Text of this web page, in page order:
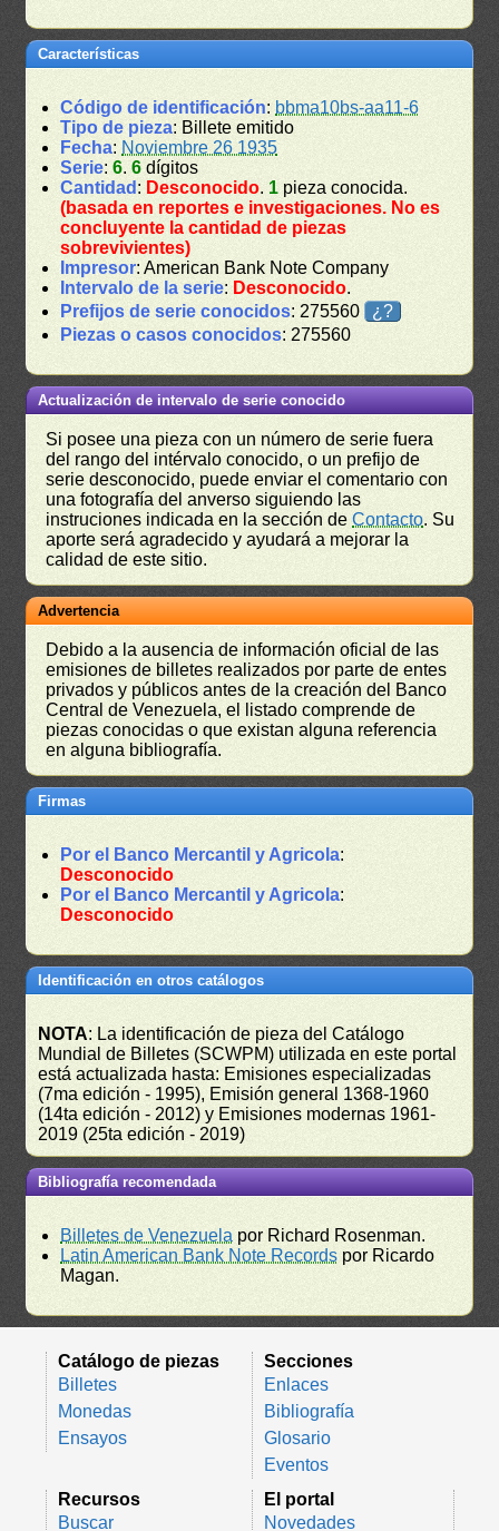
Características
Código de identificación: bbma10bs-aa11-6
Tipo de pieza: Billete emitido
Fecha: Noviembre 26 1935
Serie:6.6 dígitos
Cantidad : Desconocido. 1 pieza conocida.
(basada en reportes e investigaciones. No es
concluyente la cantidad de piezas
sobrevivientes)
Impresor: American Bank Note Company
Intervalo de la serie: Desconocido.
Prefijos de serie conocidos: 275560
¿?
Piezas o casos conocidos: 275560
Actualización de intervalo de serie conocido
Si posee una pieza con un número de serie fuera
del rango del intérvalo conocido, o un prefijo de
serie desconocido, puede enviar el comentario con
una fotografía del anverso siguiendo las
instruciones indicada en la sección deContacto. Su
aporte será agradecido y ayudará a mejorar la
calidad de este sitio.
Advertencia
Debido a la ausencia de información oficial de las
emisiones de billetes realizados por parte de entes
privados y públicos antes de la creación del Banco
Central de Venezuela, el listado comprende de
piezas conocidas o que existan alguna referencia
en alguna bibliografía.
Firmas
Por el Banco Mercantil y Agricola:
Desconocido
Por el Banco Mercantil y Agricola:
Desconocido
Identificación en otros catálogos
NOTA: La identificación de pieza del Catálogo
Mundial de Billetes (SCWPM) utilizada en este portal
está actualizada hasta: Emisiones especializadas
(7ma edición - 1995), Emisión general 1368-1960
(14ta edición - 2012) y Emisiones modernas 1961-
2019 (25ta edición - 2019)
Bibliografía recomendada
Billetes de Venezuela por Richard Rosenman.
Latin American Bank Note Records por Ricardo
Magan.
Catálogo de piezas
Billetes
Monedas
Ensayos
Secciones
Enlaces
Bibliografía
Glosario
Eventos
Recursos
Buscar
El portal
Novedades